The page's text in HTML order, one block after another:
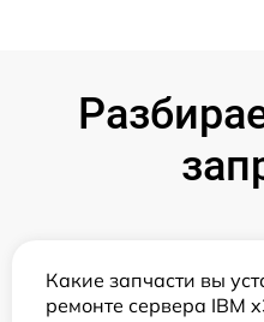
Какие запчасти вы
ремонте сервера IBM